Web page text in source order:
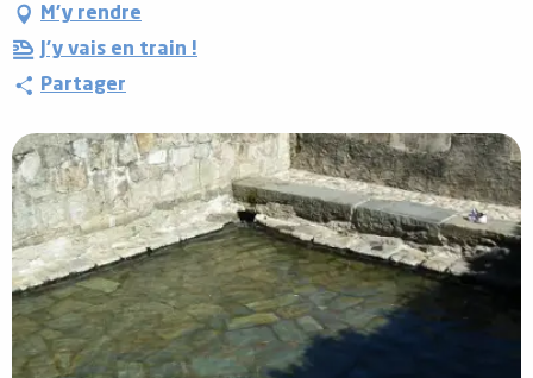
M'y rendre
J'y vais en train !
Partager